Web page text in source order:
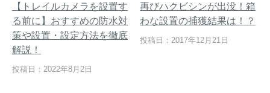
【トレイルカメラを設置す
る前に】おすすめの防水対
策や設置・設定方法を徹底
解説！
投稿日：2022年8月2日
再びハクビシンが出没！箱
わな設置の捕獲結果は！？
投稿日：2017年12月21日